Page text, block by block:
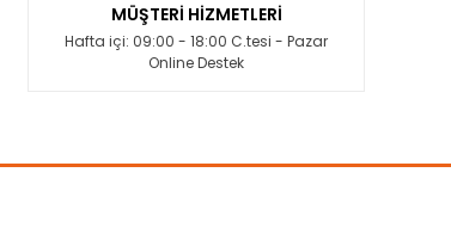
MÜŞTERİ HİZMETLERİ
Hafta içi: 09:00 - 18:00 C.tesi - Pazar
Online Destek